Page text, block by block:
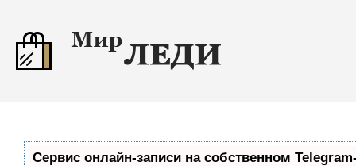
Сервис онлайн-записи на собственном